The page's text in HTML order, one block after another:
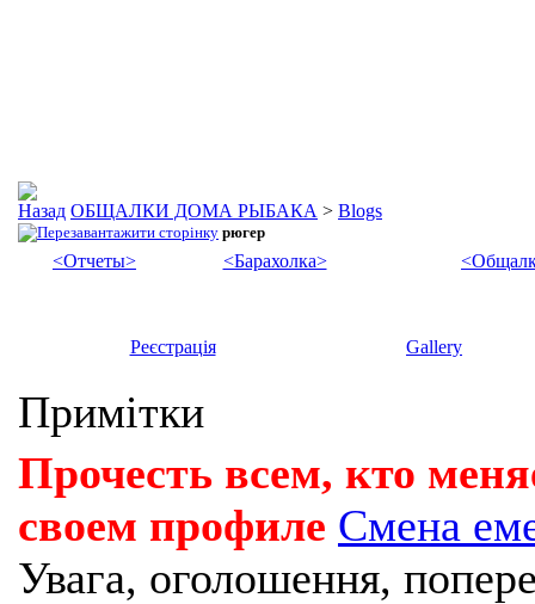
ОБЩАЛКИ ДОМА РЫБАКА > Blogs
рюгер
<Отчеты> <Барахолка>
Реєстрація Gallery
Примітки
Прочесть всем, кто
своем профиле Смена
Увага, оголошення,